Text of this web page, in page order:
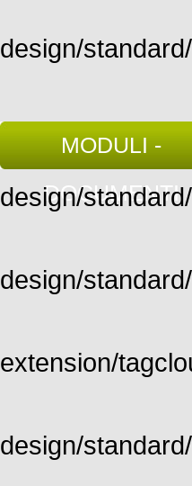
design/
MODULI -
DOCUMENTI
design/
design/
extension/
design/